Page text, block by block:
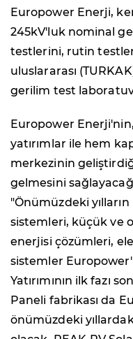
Europower Enerji,
245kV'luk nominal
testlerini, rutin
uluslararası
gerilim test
Europower
yatırımlar ile hem
merkezinin
gelmesini
"Önümüzdeki
sistemleri, küçük ve
enerjisi çözümleri,
sistemler
Yatırımının ilk fazı
Paneli fabrikası da
önümüzdeki